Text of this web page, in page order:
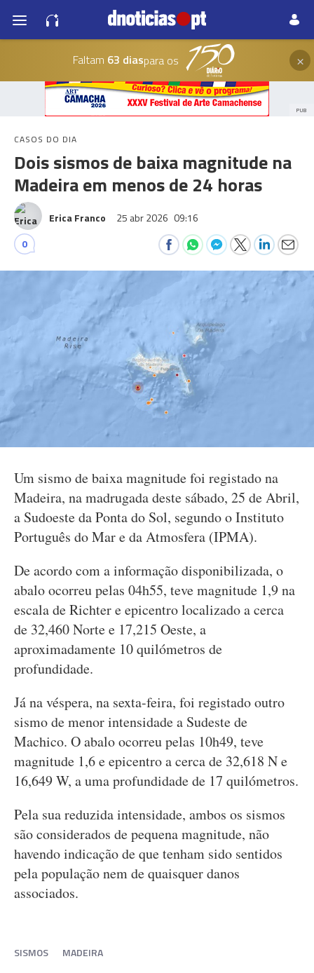
Faltam 63 diaspara os ×
PUB
CASOS DO DIA
Dois sismos de baixa magnitude na
Madeira em menos de 24 horas
Erica Franco 25 abr 2026 09:16
0
Um sismo de baixa magnitude foi registado na
Madeira, na madrugada deste sábado, 25 de Abril,
a Sudoeste da Ponta do Sol, segundo o Instituto
Português do Mar e da Atmosfera (IPMA).
De acordo com a informação disponibilizada, o
abalo ocorreu pelas 04h55, teve magnitude 1,9 na
escala de Richter e epicentro localizado a cerca
de 32,460 Norte e 17,215 Oeste, a
aproximadamente 10 quilómetros de
profundidade.
Já na véspera, na sexta-feira, foi registado outro
sismo de menor intensidade a Sudeste de
Machico. O abalo ocorreu pelas 10h49, teve
magnitude 1,6 e epicentro a cerca de 32,618 N e
16,649 W, a uma profundidade de 17 quilómetros.
Pela sua reduzida intensidade, ambos os sismos
são considerados de pequena magnitude, não
havendo indicação de que tenham sido sentidos
pela população nem de quaisquer danos
associados.
SISMOS MADEIRA